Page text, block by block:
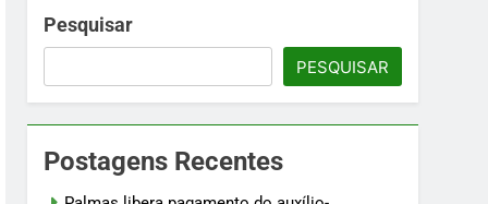
na Amazon
Pesquisar
PESQUISAR
Postagens Recentes